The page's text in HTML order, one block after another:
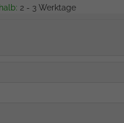
2 - 3 Werktage